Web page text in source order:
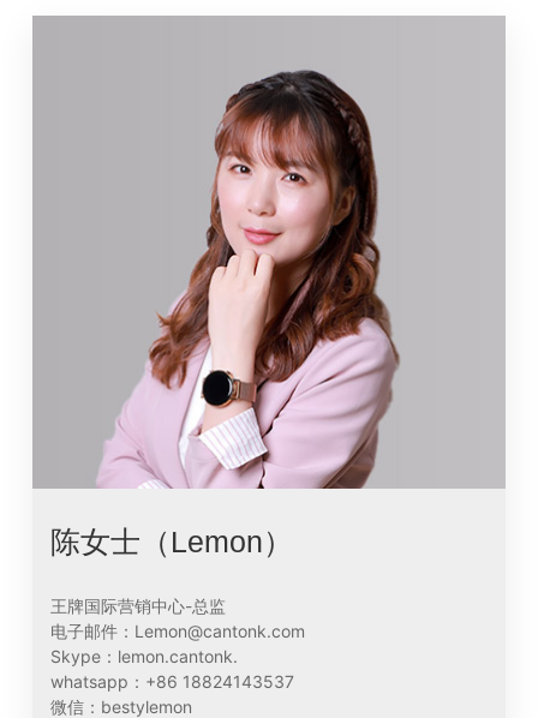
陈女士（Lemon）
王牌国际营销中心-总监
电子邮件：Lemon@cantonk.com
Skype：lemon.cantonk.
whatsapp：+86 18824143537
微信：bestylemon